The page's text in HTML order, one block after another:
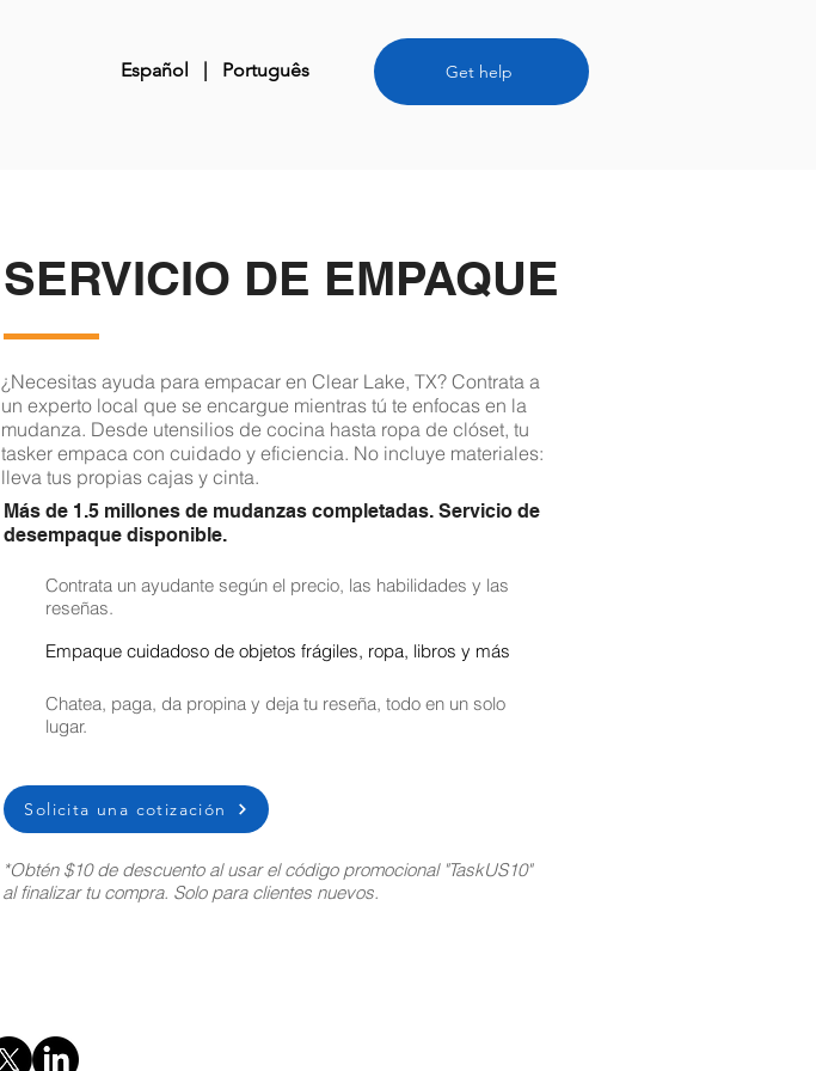
Español | Português Get help
SERVICIO DE EMPAQUE
¿Necesitas ayuda para empacar en Clear Lake, TX? Contrata a
un experto local que se encargue mientras tú te enfocas en la
mudanza. Desde utensilios de cocina hasta ropa de clóset, tu
tasker empaca con cuidado y eficiencia. No incluye materiales:
lleva tus propias cajas y cinta.
Más de 1.5 millones de mudanzas completadas. Servicio de
desempaque disponible.
Contrata un ayudante según el precio, las habilidades y las
reseñas.
Empaque cuidadoso de objetos frágiles, ropa, libros y más
Chatea, paga, da propina y deja tu reseña, todo en un solo
lugar.
Solicita una cotización
*Obtén $10 de descuento al usar el código promocional "TaskUS10"
al finalizar tu compra. Solo para clientes nuevos.